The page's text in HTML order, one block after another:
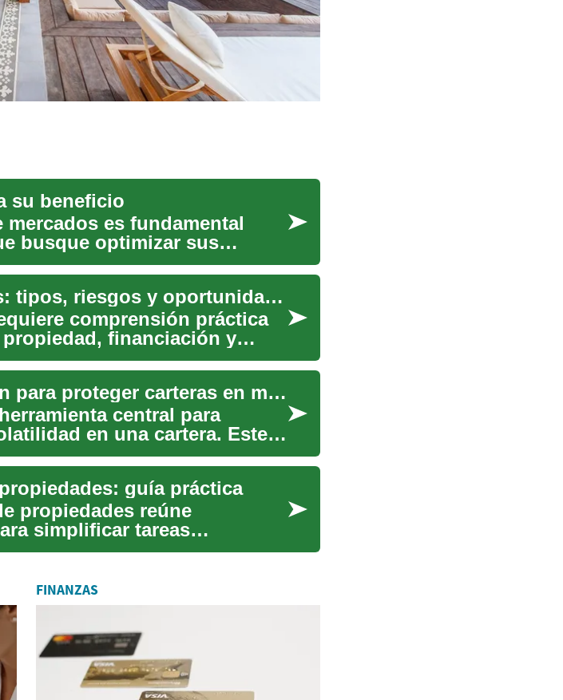
su beneficio
es fundamental
busque optimizar sus
Inversión en bienes raíces: tipos, riesgos y oportunidades
comprensión práctica
financiación y
Modelos de diversificación para proteger carteras en mercados volátiles
central para
en una cartera. Este
guía práctica
propiedades reúne
simplificar tareas
FINANZAS